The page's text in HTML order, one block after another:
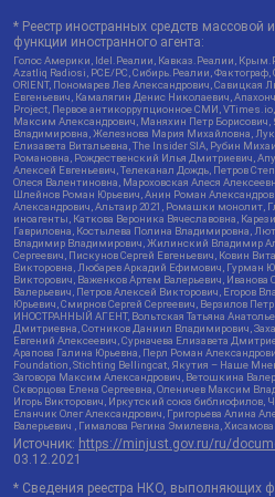
* Реестр иностранных средств
функции иностранного агента:
Голос Америки, Idel.Реалии, Кавказ.Реалии,
Azatliq Radiosi, PCE/PC, Сибирь.Реалии,
ORIENT, Пономарев Лев Александрович, Савицкая
Евгеньевич, Камалягин Денис Николаевич,
Project, Первое антикоррупционное СМИ,
Максим Александрович, Маняхин Петр
Владимировна, Железнова Мария Михайловна,
Елизавета Витальевна, The Insider SIA, Рубин
Романовна, Рождественский Илья Дмитриевич,
Алексей Евгеньевич, Телеканал Дождь, Петров
Олеся Валентиновна, Мароховская Алеся
Шлейнов Роман Юрьевич, Анин Роман
Александрович, Альтаир 2021, Ромашки монолит,
иноагенты, Каткова Вероника Вячеславовна,
Гавриловна, Костылева Полина Владимировна,
Владимир Владимирович, Жилинский Владимир
Сергеевич, Пискунов Сергей Евгеньевич, Ковин
Викторовна, Любарев Аркадий Ефимович, Гурман
Викторович, Важенков Артем Валерьевич,
Валерьевич, Петров Алексей Викторович, Егоров
Юрьевич, Смирнов Сергей Сергеевич, Верзилов
ИНОСТРАННЫЙ АГЕНТ, Вольтская Татьяна
Дмитриевна, Сотников Даниил Владимирович,
Евгений Алексеевич, Сурначева Елизавета
Арапова Галина Юрьевна, Перл Роман
Foundation, Stichting Bellingcat, Якутия – Наше
Заговора Максим Александрович, Ветошкина
Скворцова Елена Сергеевна, Оленичев Максим
Игорь Викторович, Иркутский союз
Еланчик Олег Александрович, Григорьева Алина
Валерьевич , Гималова Регина Эмилевна,
Источник: https://minjust.gov.ru/ru/
03.12.2021
* Сведения реестра НКО, выполняющих